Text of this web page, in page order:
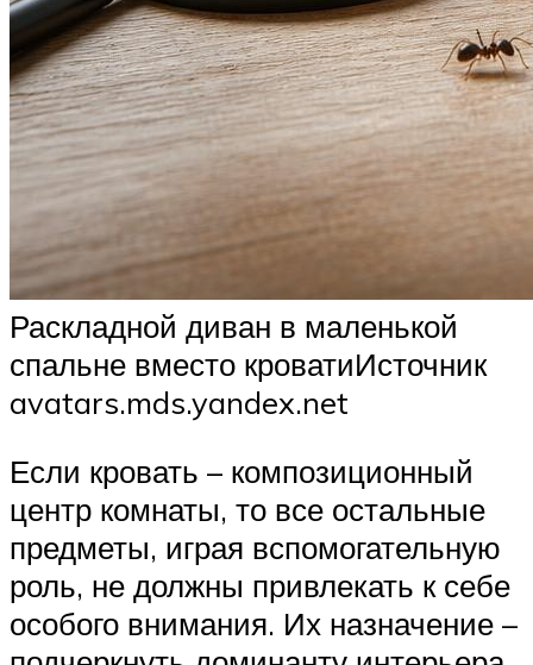
Раскладной диван в маленькой
спальне вместо кроватиИсточник
avatars.mds.yandex.net
Если кровать – композиционный
центр комнаты, то все остальные
предметы, играя вспомогательную
роль, не должны привлекать к себе
особого внимания. Их назначение –